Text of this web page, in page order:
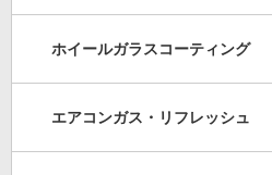
ホイールガラスコーティング
エアコンガス・リフレッシュ